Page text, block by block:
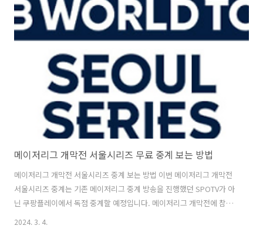
메이저리그 개막전 서울시리즈 무료 중계 보는 방법
메이저리그 개막전 서울시리즈 중계 보는 방법 이번 메이저리그 개막전
서울시리즈 중계는 기존 메이저리그 중계 방송을 진행했던 SPOTV가 아
닌 쿠팡플레이에서 독점 중계할 예정입니다. 메이저리그 개막전에 참여
하는 샌디에이고에는 메이저리거 '코리안 듀오' 김하성과 고우석이 속해
2024. 3. 4.